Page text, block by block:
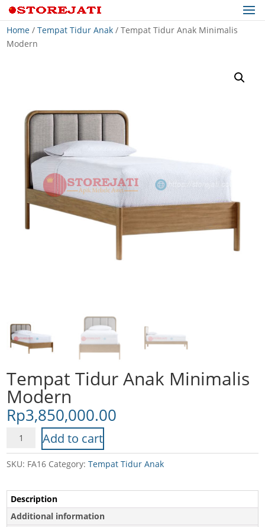
Home /Tempat Tidur Anak / Tempat Tidur Anak Minimalis
Modern
Tempat Tidur Anak Minimalis
Modern
Rp3,850,000.00
Tempat
Anak
Modern
quantity
Add to cart
SKU: FA16 Category:Tempat Tidur Anak
Description
Additional information